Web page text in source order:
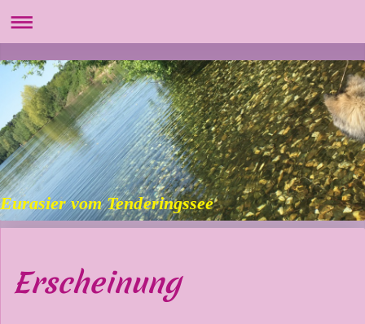
Eurasier vom Tenderingssee
Erscheinung